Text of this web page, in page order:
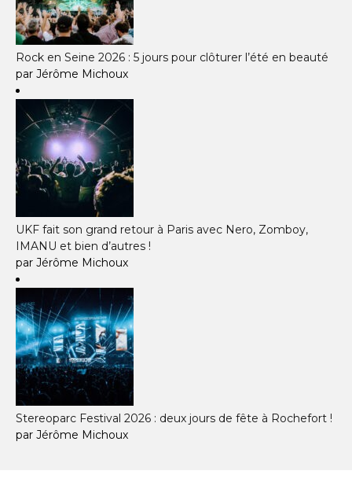
Rock en Seine 2026 : 5 jours pour clôturer l’été en beauté
par Jérôme Michoux
UKF fait son grand retour à Paris avec Nero, Zomboy,
IMANU et bien d’autres !
par Jérôme Michoux
Stereoparc Festival 2026 : deux jours de fête à Rochefort !
par Jérôme Michoux